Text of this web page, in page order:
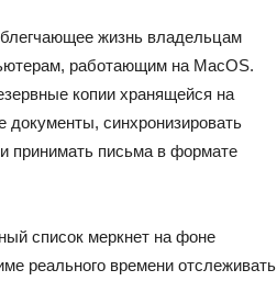
жизнь владельцам
работающим на MacOS.
копии хранящейся на
документы, синхронизировать
принимать письма в формате
список меркнет на фоне
реального времени отслеживать